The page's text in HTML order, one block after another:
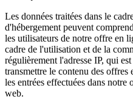
Les données traitées dans le
d'hébergement peuvent
les utilisateurs de notre offre en
cadre de l'utilisation et de la
régulièrement l'adresse IP, qui
transmettre le contenu des
les entrées effectuées dans
web.